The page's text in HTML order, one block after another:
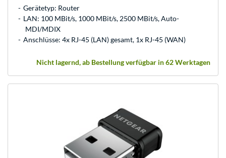
Gerätetyp: Router
LAN: 100 MBit/s, 1000 MBit/s, 2500 MBit/s, Auto-
MDI/MDIX
Anschlüsse: 4x RJ-45 (LAN) gesamt, 1x RJ-45 (WAN)
Nicht lagernd, ab Bestellung verfügbar in 62 Werktagen